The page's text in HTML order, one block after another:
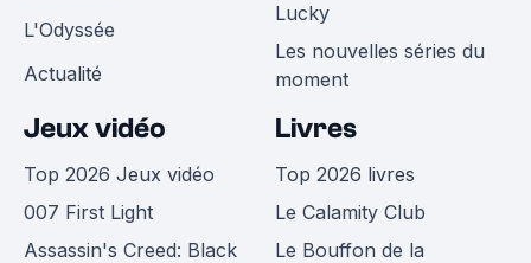
L'Odyssée
Actualité
Lucky
Les nouvelles séries du
moment
Jeux vidéo
Top 2026 Jeux vidéo
007 First Light
Assassin's Creed: Black
Livres
Top 2026 livres
Le Calamity Club
Le Bouffon de la